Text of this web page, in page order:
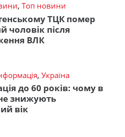
, Топ новини
ТЦК помер
чоловік після
ВЛК
, Україна
до 60 років: чому в
знижують
вік